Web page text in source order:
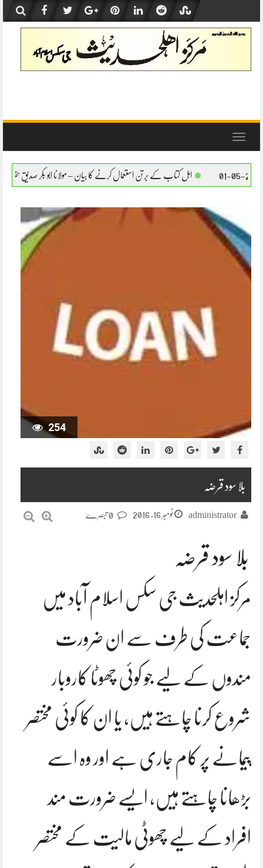
content
Toggle
اہل کتاب کے برتن استعمال کرنے کا بیان – مولانا ابو بکر صدیق حفظہ اللہ اہل
254
بلا سود قرضہ
administrator نومبر 16, 2016
بلا سود قرضہ
مرکز اہلحدیث جی سکس اسلام آباد میں
جماعت کی طرف سے ان ضرورت
مندوں کے لیے جو کوئی چھوٹا کاروبار
شروع کرنا چاہتے ہیں، یا ان کا کوئی مختصر
پیمانے پر کام جاری ہے اور وہ اسے
بڑھانا چاہتے ہیں، ایسے ضرورت مند
افراد کے لیے چھوٹی مالیت کے مختصر